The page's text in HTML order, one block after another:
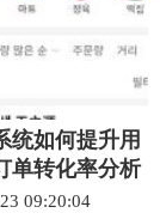
统如何提升用
单转化率分析
09:20:04